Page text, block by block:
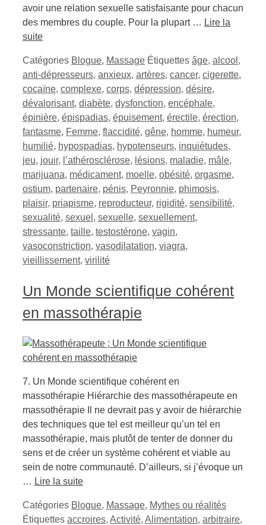
avoir une relation sexuelle satisfaisante pour chacun
des membres du couple. Pour la plupart … Lire la
suite
Catégories Blogue, Massage Étiquettes âge, alcool ,
anti-dépresseurs, anxieux, artères, cancer, cigerette,
cocaïne, complexe, corps, dépression, désire,
dévalorisant, diabète, dysfonction, encéphale,
épinière, épispadias, épuisement, érectile, érection,
fantasme, Femme, flaccidité, gêne, homme, humeur,
humilié, hypospadias, hypotenseurs, inquiétudes,
jeu, jouir, l’athérosclérose, lésions, maladie, mâle,
marijuana, médicament, moelle, obésité, orgasme,
ostium, partenaire, pénis, Peyronnie, phimosis,
plaisir, priapisme, reproducteur, rigidité, sensibilité,
sexualité, sexuel , sexuelle, sexuellement,
stressante, taille, testostérone, vagin,
vasoconstriction, vasodilatation, viagra,
vieillissement, virilité
Un Monde scientifique cohérent
en massothérapie
7. Un Monde scientifique cohérent en
massothérapie Hiérarchie des massothérapeute en
massothérapie Il ne devrait pas y avoir de hiérarchie
des techniques que tel est meilleur qu’un tel en
massothérapie, mais plutôt de tenter de donner du
sens et de créer un système cohérent et viable au
sein de notre communauté. D’ailleurs, si j’évoque un
… Lire la suite
Catégories Blogue, Massage, Mythes ou réalités
Étiquettes accroires, Activité, Alimentation, arbitraire,